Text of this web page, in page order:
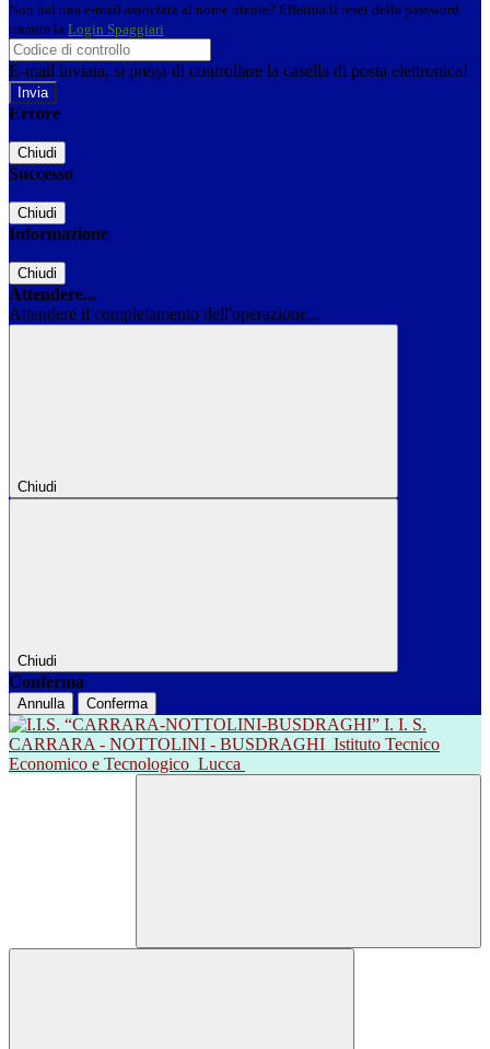
Non hai una e-mail associata al nome utente? Effettua il reset della password
tramite la Login Spaggiari
E-mail inviata, si prega di controllare la casella di posta elettronica!
Errore
Chiudi
Successo
Chiudi
Informazione
Chiudi
Attendere...
Attendere il completamento dell'operazione...
Chiudi
Chiudi
Conferma
Annulla Conferma
I. I. S.
CARRARA - NOTTOLINI - BUSDRAGHI Istituto Tecnico
Economico e Tecnologico Lucca